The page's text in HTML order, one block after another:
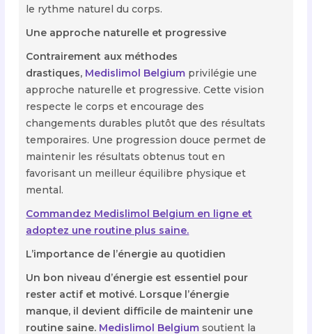
le rythme naturel du corps.
Une approche naturelle et progressive
Contrairement aux méthodes
drastiques, Medislimol Belgium privilégie une
approche naturelle et progressive. Cette vision
respecte le corps et encourage des
changements durables plutôt que des résultats
temporaires. Une progression douce permet de
maintenir les résultats obtenus tout en
favorisant un meilleur équilibre physique et
mental.
Commandez Medislimol Belgium en ligne et
adoptez une routine plus saine.
L’importance de l’énergie au quotidien
Un bon niveau d’énergie est essentiel pour
rester actif et motivé. Lorsque l’énergie
manque, il devient difficile de maintenir une
routine saine. Medislimol Belgium soutient la